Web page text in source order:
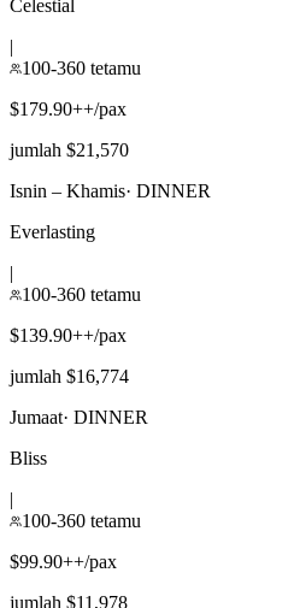
Celestial
|
100-360 tetamu
$179.90++/pax
jumlah $21,570
Isnin – Khamis· DINNER
Everlasting
|
100-360 tetamu
$139.90++/pax
jumlah $16,774
Jumaat· DINNER
Bliss
|
100-360 tetamu
$99.90++/pax
jumlah $11,978